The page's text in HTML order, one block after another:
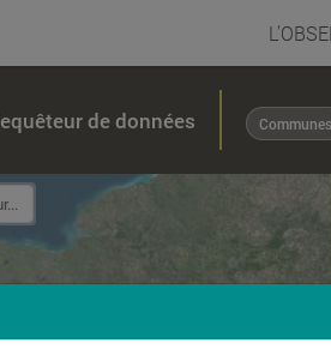
de données Communes